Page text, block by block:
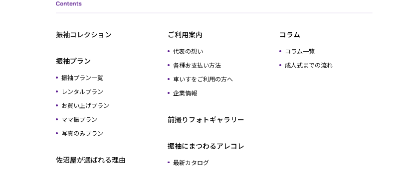
振袖コレクション
振袖プラン
振袖プラン一覧
レンタルプラン
お買い上げプラン
ママ振プラン
写真のみプラン
佐沼屋が選ばれる理由
ご利用案内
代表の想い
各種お支払い方法
車いすをご利用の方へ
企業情報
前撮りフォトギャラリー
振袖にまつわるアレコレ
最新カタログ
コラム
コラム一覧
成人式までの流れ